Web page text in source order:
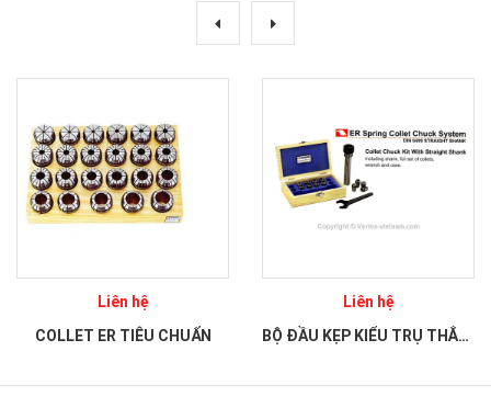
Liên hệ
COLLET ER TIÊU CHUẨN
Liên hệ
BỘ ĐẦU KẸP KIỂU TRỤ THẲNG COLLET ER